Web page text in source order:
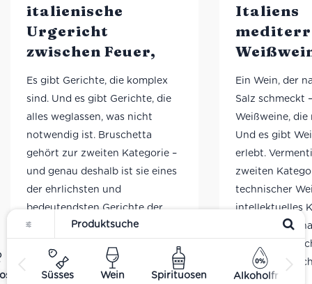
Süsses Wein Spirituosen Alkoholfrei
italienische
Urgericht
zwischen Feuer,
Kultur
Es gibt Gerichte, die komplex
sind. Und es gibt Gerichte, die
alles weglassen, was nicht
notwendig ist. Bruschetta
gehört zur zweiten Kategorie –
und genau deshalb ist sie eines
der ehrlichsten und
bedeutendsten Gerichte der
italienischen Küche. Eine
Hauch Knoblauch, etwas
Olivenöl. Mehr braucht es nicht.
Italiens
Wind
Eleganz
Ein Wein, der
Salz schmeckt
Weißweine, die
Und es gibt
erlebt.
zweiten
technischer
intellektuelles
ein Wein, der
schmeckt –
Wind, nach